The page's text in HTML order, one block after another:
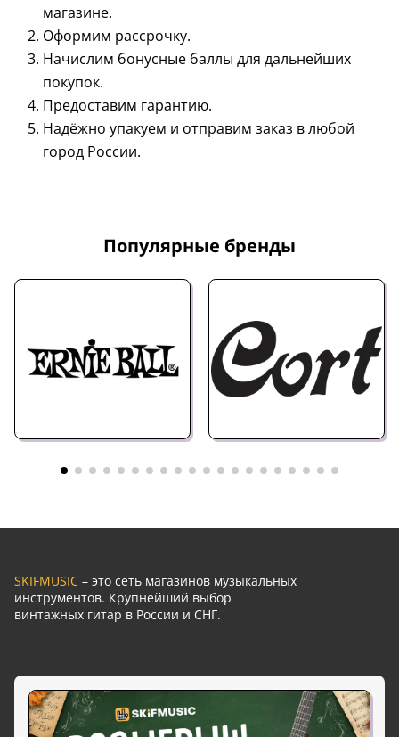
магазине.
Оформим рассрочку.
Начислим бонусные баллы для дальнейших
покупок.
Предоставим гарантию.
Надёжно упакуем и отправим заказ в любой
город России.
Популярные бренды
SKIFMUSIC – это сеть магазинов музыкальных
инструментов. Крупнейший выбор
винтажных гитар в России и СНГ.